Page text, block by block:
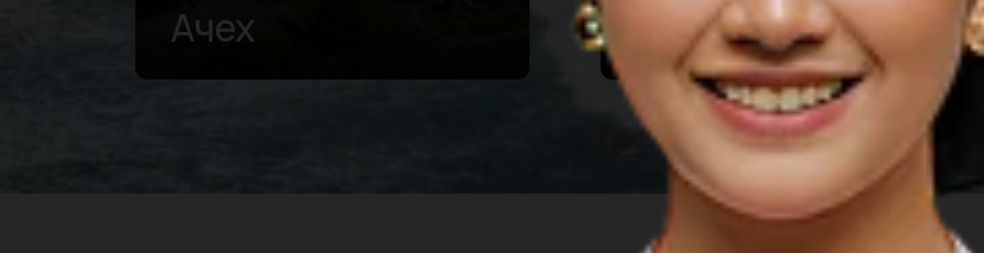
Суматра
Суматра Утара